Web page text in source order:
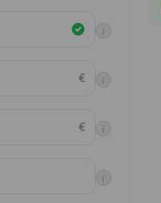
i
€ i
€ i
i